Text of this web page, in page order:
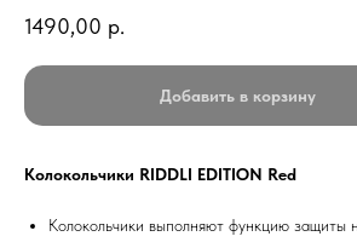
1490,00 р.
Добавить в корзину
Колокольчики RIDDLI EDITION Red
Колокольчики выполняют функцию защиты